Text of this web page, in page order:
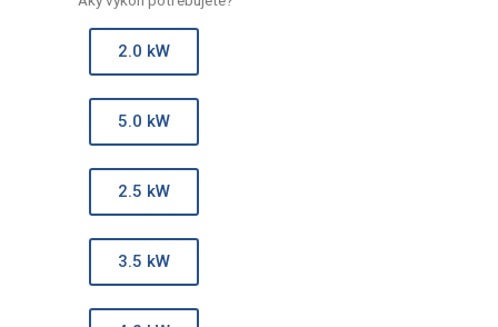
2.0 kW
5.0 kW
2.5 kW
3.5 kW